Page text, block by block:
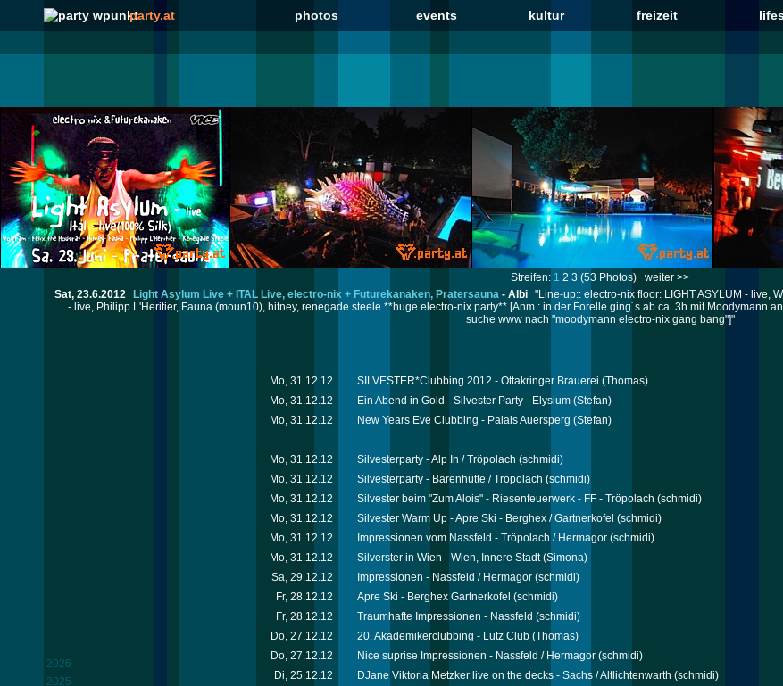
party.at photos events kultur freizeit
Streifen: 1 2 3 (53 Photos) weiter >>
Sat, 23.6.2012
Light Asylum Live + ITAL Live, electro-nix + Futurekanaken, Pratersauna - Albi
"Line-up:: electro-nix floor: LIGHT ASYLUM - live,
- live, Philipp L'Heritier, Fauna (moun10), hitney, renegade steele **huge electro-nix party** [Anm.: in der Forelle ging´s ab ca. 3h mit Moodymann
suche www nach "moodymann electro-nix gang bang"]"
2026
2025
Mo, 31.12.12 SILVESTER*Clubbing 2012 - Ottakringer Brauerei (Thomas)
Mo, 31.12.12
Ein Abend in Gold - Silvester Party - Elysium (Stefan)
Mo, 31.12.12
New Years Eve Clubbing - Palais Auersperg (Stefan)
Mo, 31.12.12 Silvesterparty - Alp In / Tröpolach (schmidi)
Mo, 31.12.12
Silvesterparty - Bärenhütte / Tröpolach (schmidi)
Mo, 31.12.12
Silvester beim "Zum Alois" - Riesenfeuerwerk - FF - Tröpolach (schmidi)
Mo, 31.12.12
Silvester Warm Up - Apre Ski - Berghex / Gartnerkofel (schmidi)
Mo, 31.12.12
Impressionen vom Nassfeld - Tröpolach / Hermagor (schmidi)
Mo, 31.12.12
Silverster in Wien - Wien, Innere Stadt(Simona)
Sa, 29.12.12
Impressionen - Nassfeld / Hermagor (schmidi)
Fr, 28.12.12
Apre Ski - Berghex Gartnerkofel (schmidi)
Fr, 28.12.12
Traumhafte Impressionen - Nassfeld (schmidi)
Do, 27.12.12
20. Akademikerclubbing - Lutz Club (Thomas)
Do, 27.12.12
Nice suprise Impressionen - Nassfeld / Hermagor (schmidi)
Di, 25.12.12
DJane Viktoria Metzker live on the decks - Sachs / Altlichtenwarth (schmidi)